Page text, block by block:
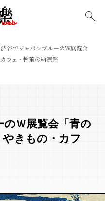
渋谷でジャパンブルーのＷ展覧会
フェ・骨董の納涼祭
Ｗ展覧会「青の
きもの・カフ